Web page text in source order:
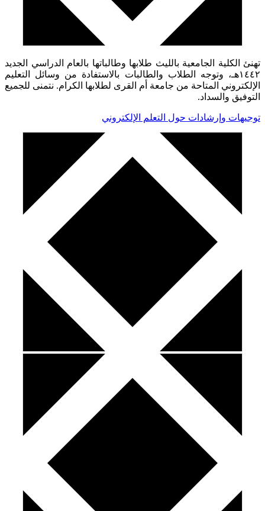
تهنئ الكلية الجامعية بالليث طلابها وطالباتها بالعام الدراسي الجديد
١٤٤٢هـ، وتوجه الطلاب والطالبات بالاستفادة من وسائل التعليم
الإلكتروني المتاحة من جامعة أم القرى لطلابها الكرام. نتمنى للجميع
التوفيق والسداد.
توجيهات وإرشادات حول التعلم الإلكتروني